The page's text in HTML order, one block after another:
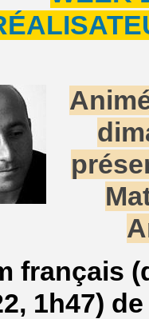
français
1h47)